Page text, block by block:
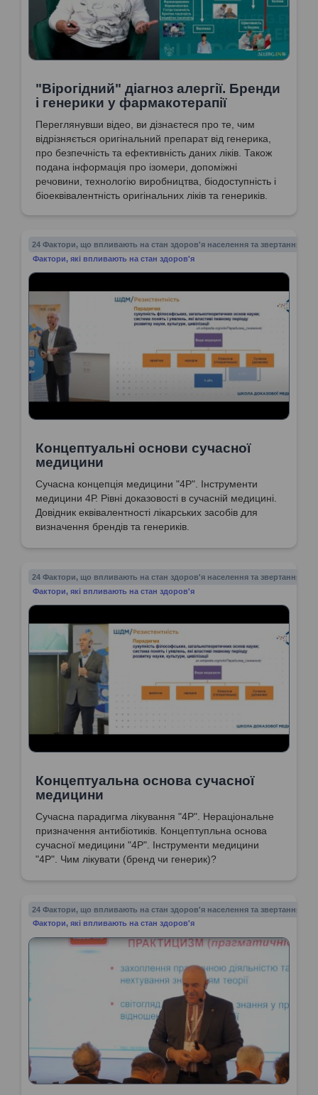
"Вірогідний" діагноз алергії. Бренди
і генерики у фармакотерапії
Переглянувши відео, ви дізнаєтеся про те, чим
відрізняється оригінальний препарат від генерика,
про безпечність та ефективність даних ліків. Також
подана інформація про ізомери, допоміжні
речовини, технологію виробництва, біодоступність і
біоеквівалентність оригінальних ліків та генериків.
24 Фактори, що впливають на стан здоров'я населення та звертання до
Фактори, які впливають на стан здоров'я
Концептуальні основи сучасної
медицини
Сучасна концепція медицини "4Р". Інструменти
медицини 4Р. Рівні доказовості в сучасній медицині.
Довідник еквівалентності лікарських засобів для
визначення брендів та генериків.
24 Фактори, що впливають на стан здоров'я населення та звертання до
Фактори, які впливають на стан здоров'я
Концептуальна основа сучасної
медицини
Сучасна парадигма лікування "4Р". Нераціональне
призначення антибіотиків. Концептупльна основа
сучасної медицини "4Р". Інструменти медицини
"4Р". Чим лікувати (бренд чи генерик)?
24 Фактори, що впливають на стан здоров'я населення та звертання до
Фактори, які впливають на стан здоров'я